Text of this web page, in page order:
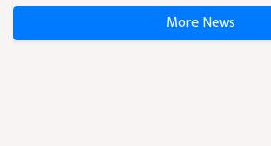
More News